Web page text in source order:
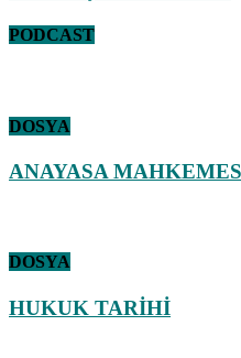
PODCAST
DOSYA
ANAYASA
DOSYA
HUKUK TARİHİ